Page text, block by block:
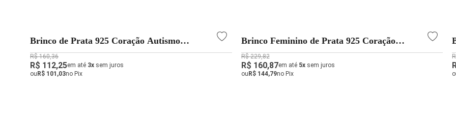
Brinco de Prata 925 Coração Autismo
Quebra-Cabeça
R$ 160,36
R$ 112,25em até 3x sem juros
ouR$ 101,03no Pix
Brinco Feminino de Prata 925 Coração
Abaulado com Pingente Coração Vazado e 1
corrente
R$ 229,82
R$ 160,87em até 5xsem juros
ouR$ 144,79no Pix